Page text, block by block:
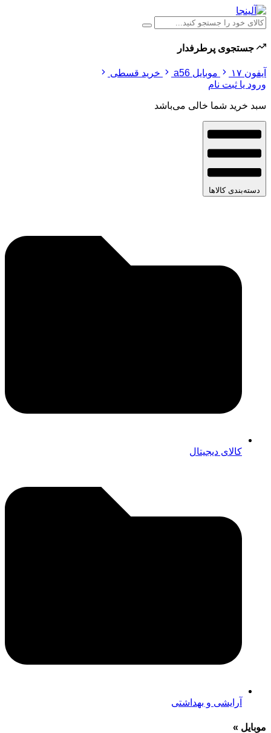
جستجوی پرطرفدار
آیفون ۱۷ موبایل a56
خرید قسطی
ورود یا ثبت نام
سبد خرید شما خالی می‌باشد
دسته‌بندی کالاها
کالای دیجیتال
آرایشی و بهداشتی
موبایل »